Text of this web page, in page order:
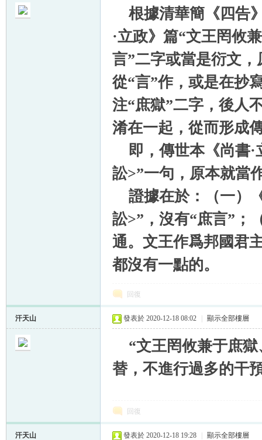
根據清華簡《四告
·立政》篇“文王罔攸
言”二字或當是衍文
從“言”作，或是在抄
注“庶獄”二字，後人
淆在一起，從而形成
即，傳世本《尚書·
訟>”一句，原本就當
證據在於：（一）
訟>”，沒有“庶言”；
通。文王作爲邦國君
都沒有一點的。
回復
汗天山 發表於 2020-12-18 08:02 顯示全部樓層
“文王罔攸兼于庶獄
替，不進行過多的干
回復
汗天山 發表於 2020-12-18 19:28 顯示全部樓層